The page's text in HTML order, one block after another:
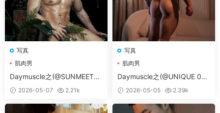
写真
肌肉男
Daymuscle之(@SUNMEETER
01）2026-05-07 2.21k
写真
肌肉男
Daymuscle之(@UNIQUE 05
PART 03）
2026-05-05 2.39k